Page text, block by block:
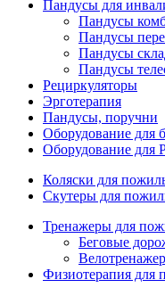
Пандусы для
Пандусы
Пандусы
Пандусы
Пандусы
Рециркуляторы
Эрготерапия
Пандусы, поручни
Оборудование для
Оборудование для
Коляски для
Скутеры для
Тренажеры для
Беговые
Физиотерапия для